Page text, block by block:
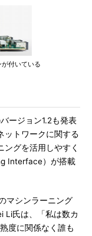
付いている
ージョン1.2も発表
ットワークに関する
グを活用しやすく
Interface）が搭載
マシンラーニング
Li氏は、「私は数カ
度に関係なく誰も